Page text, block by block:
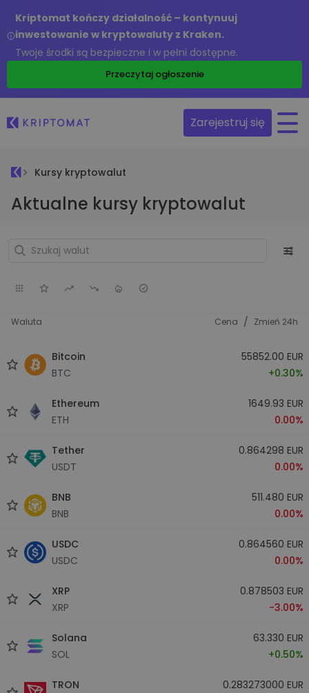
Kriptomat kończy działalność – kontynuuj
inwestowanie w kryptowaluty z Kraken.
Twoje środki są bezpieczne i w pełni dostępne.
Przeczytaj ogłoszenie
Zarejestruj się
Kursy kryptowalut
Aktualne kursy kryptowalut
Waluta Cena / Zmień 24h
Bitcoin
BTC
55852.00 EUR
+0.30%
Ethereum
ETH
1649.93 EUR
0.00%
Tether
USDT
0.864298 EUR
0.00%
BNB
BNB
511.480 EUR
0.00%
USDC
USDC
0.864560 EUR
0.00%
XRP
XRP
0.878503 EUR
-3.00%
Solana
SOL
63.330 EUR
+0.50%
TRON
0.283273000 EUR